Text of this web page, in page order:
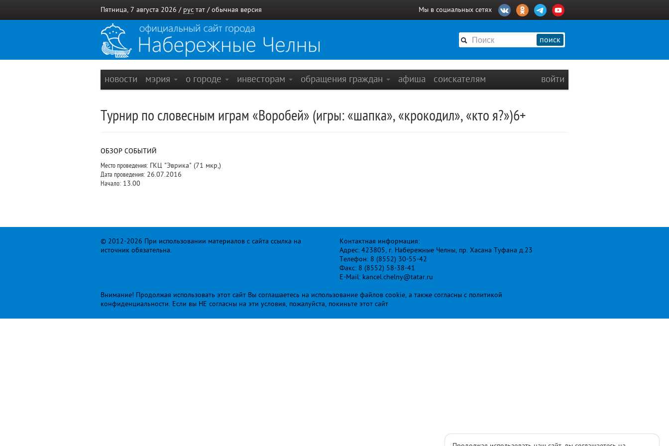
Пятница, 7 августа 2026 / рус тат / обычная версия Мы в социальных сетях
поиск
новости мэрия о городе инвесторам обращения граждан афиша соискателям войти
Турнир по словесным играм «Воробей» (игры: «шапка», «крокодил», «кто я?»)6+
ОБЗОР СОБЫТИЙ
Место проведения: ГКЦ "Эврика" (71 мкр,)
Дата проведения: 26.07.2016
Начало: 13.00
© 2012-2026 При использовании материалов с сайта ссылка на
источник обязательна.
Контактная информация:
Адрес: 423805, г. Набережные Челны, пр. Хасана Туфана д.23
Телефон: 8 (8552) 30-55-42
Факс: 8 (8552) 58-38-41
E-Mail: kancel.chelny@tatar.ru
Внимание! Продолжая использовать этот сайт Вы соглашаетесь на использование файлов cookie, а также согласны с политикой
конфиденциальности. Если вы НЕ согласны на эти условия, пожалуйста, покиньте этот сайт